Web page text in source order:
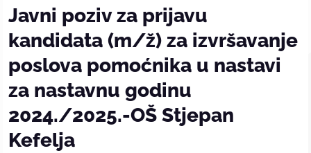
Javni poziv za prijavu
kandidata (m/ž) za izvršavanje
poslova pomoćnika u nastavi
za nastavnu godinu
2024./2025.-OŠ Stjepan
Kefelja